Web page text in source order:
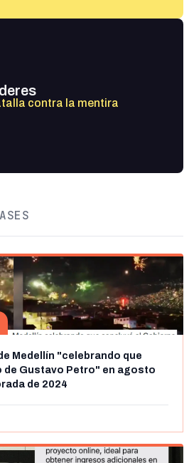
contra la mentira
Medellín "celebrando que
de Gustavo Petro" en agosto
de 2024